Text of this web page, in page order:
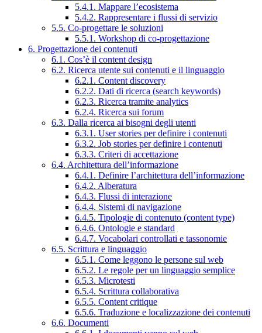
5.4.1. Mappare l’ecosistema
5.4.2. Rappresentare i flussi di servizio
5.5. Co-progettare le soluzioni
5.5.1. Workshop di co-progettazione
6. Progettazione dei contenuti
6.1. Cos’è il content design
6.2. Ricerca utente sui contenuti e il linguaggio
6.2.1. Content discovery
6.2.2. Dati di ricerca (search keywords)
6.2.3. Ricerca tramite analytics
6.2.4. Ricerca sui forum
6.3. Dalla ricerca ai bisogni degli utenti
6.3.1. User stories per definire i contenuti
6.3.2. Job stories per definire i contenuti
6.3.3. Criteri di accettazione
6.4. Architettura dell’informazione
6.4.1. Definire l’architettura dell’informazione
6.4.2. Alberatura
6.4.3. Flussi di interazione
6.4.4. Sistemi di navigazione
6.4.5. Tipologie di contenuto (content type)
6.4.6. Ontologie e standard
6.4.7. Vocabolari controllati e tassonomie
6.5. Scrittura e linguaggio
6.5.1. Come leggono le persone sul web
6.5.2. Le regole per un linguaggio semplice
6.5.3. Microtesti
6.5.4. Scrittura collaborativa
6.5.5. Content critique
6.5.6. Traduzione e localizzazione dei contenuti
6.6. Documenti